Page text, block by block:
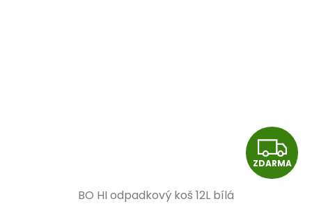
Z
D
ZDARMA
BO HI odpadkový koš 12L bílá